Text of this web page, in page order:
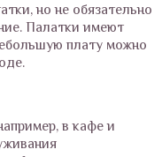
но не обязательно
Палатки имеют
плату можно
в кафе и